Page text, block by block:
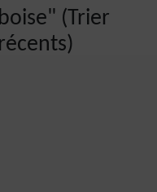
(Trier